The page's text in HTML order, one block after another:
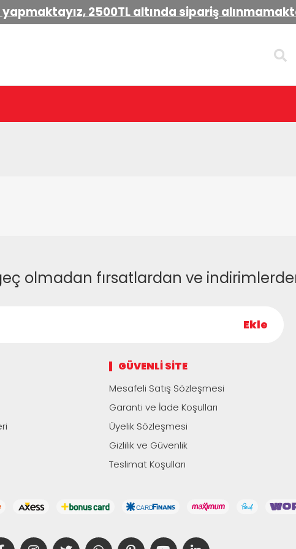
2500TL altında sipariş
olmadan fırsatlardan ve
Ekle
GÜVENLI SITE
Mesafeli Satış Sözleşmesi
Garanti ve İade Koşulları
Üyelik Sözleşmesi
Gizlilik ve Güvenlik
Teslimat Koşulları